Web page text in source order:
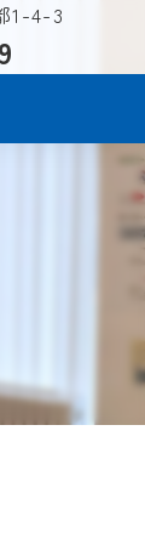
1-4-3